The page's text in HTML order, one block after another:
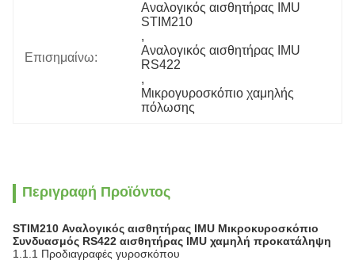
Επισημαίνω:
Αναλογικός αισθητήρας IMU
STIM210
,
Αναλογικός αισθητήρας IMU
RS422
,
Μικρογυροσκόπιο χαμηλής
πόλωσης
Περιγραφή Προϊόντος
STIM210 Αναλογικός αισθητήρας IMU Μικροκυροσκόπιο
Συνδυασμός RS422 αισθητήρας IMU χαμηλή προκατάληψη
1.1.1 Προδιαγραφές γυροσκόπου